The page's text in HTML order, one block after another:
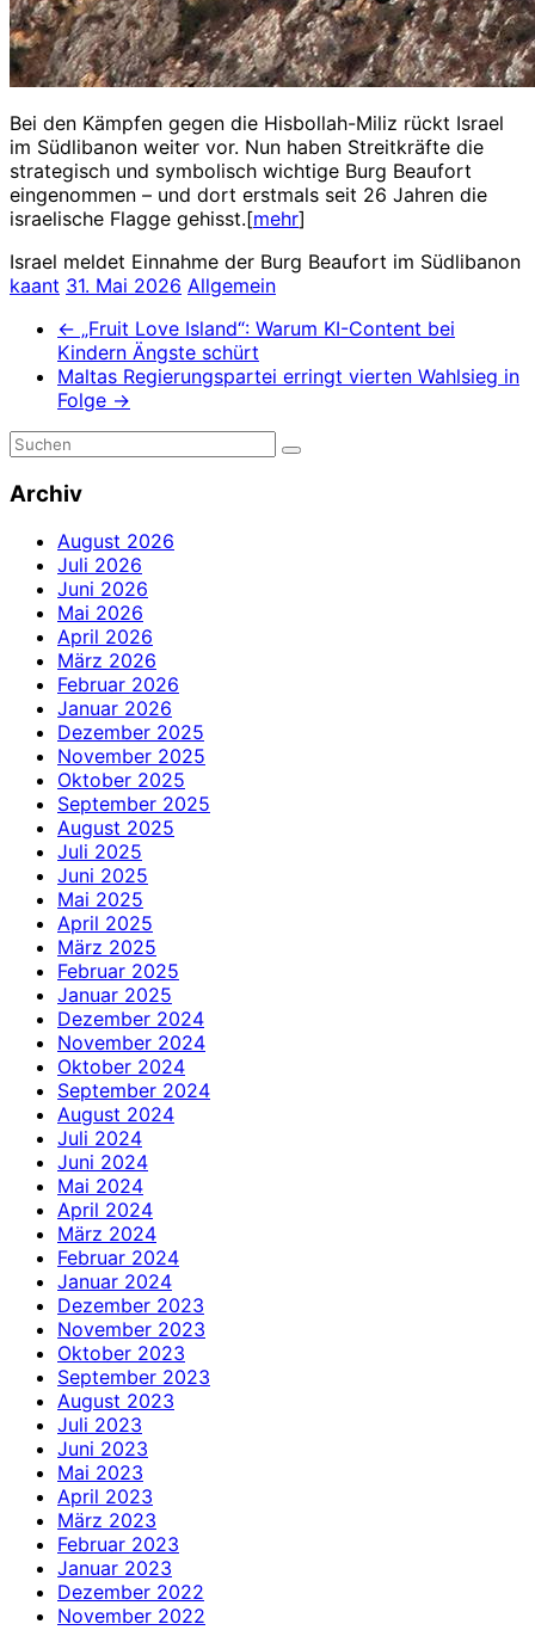
Bei den Kämpfen gegen die Hisbollah-Miliz rückt Israel
im Südlibanon weiter vor. Nun haben Streitkräfte die
strategisch und symbolisch wichtige Burg Beaufort
eingenommen – und dort erstmals seit 26 Jahren die
israelische Flagge gehisst.[mehr]
Israel meldet Einnahme der Burg Beaufort im Südlibanon
kaant 31. Mai 2026 Allgemein
← „Fruit Love Island“: Warum KI-Content bei
Kindern Ängste schürt
Maltas Regierungspartei erringt vierten Wahlsieg in
Folge →
Archiv
August 2026
Juli 2026
Juni 2026
Mai 2026
April 2026
März 2026
Februar 2026
Januar 2026
Dezember 2025
November 2025
Oktober 2025
September 2025
August 2025
Juli 2025
Juni 2025
Mai 2025
April 2025
März 2025
Februar 2025
Januar 2025
Dezember 2024
November 2024
Oktober 2024
September 2024
August 2024
Juli 2024
Juni 2024
Mai 2024
April 2024
März 2024
Februar 2024
Januar 2024
Dezember 2023
November 2023
Oktober 2023
September 2023
August 2023
Juli 2023
Juni 2023
Mai 2023
April 2023
März 2023
Februar 2023
Januar 2023
Dezember 2022
November 2022